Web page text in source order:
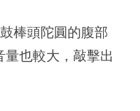
棒頭陀圓的腹部
也較大，敲擊出